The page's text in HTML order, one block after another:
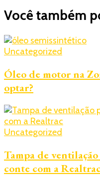
Você também
Uncategorized
Óleo de motor na
optar?
Uncategorized
Tampa de
conte com a